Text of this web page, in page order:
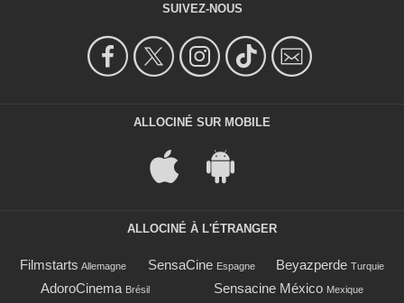
SUIVEZ-NOUS
ALLOCINÉ SUR MOBILE
ALLOCINÉ À L'ÉTRANGER
Filmstarts Allemagne SensaCine Espagne Beyazperde Turquie
AdoroCinema Brésil Sensacine México Mexique